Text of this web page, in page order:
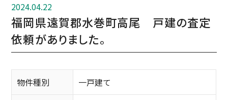
2024.04.22
福岡県遠賀郡水巻町高尾 戸建の査定
依頼がありました。
物件種別 一戸建て